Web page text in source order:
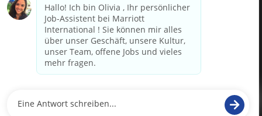
vorbehalten. Marriott-Eigentumsinformationen
paradox.ai